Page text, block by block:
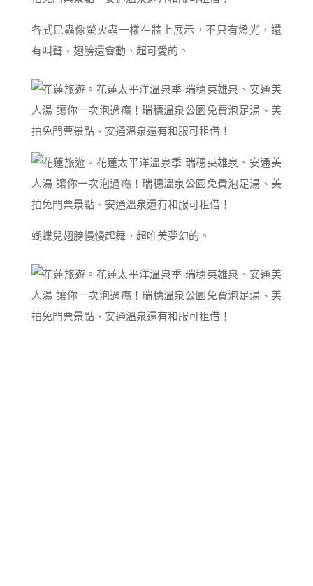
各式昆蟲像螢火蟲一樣在牆上展示，不只有燈光，還
有叫聲、翅膀還會動，超可愛的。
蝴蝶兒翅膀慢慢起舞，超唯美夢幻的。